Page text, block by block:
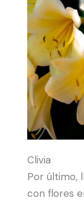
Clivia
Por último,
con flores